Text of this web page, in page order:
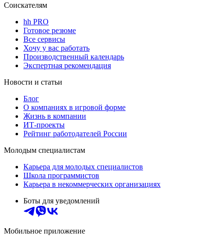
Соискателям
hh PRO
Готовое резюме
Все сервисы
Хочу у вас работать
Производственный календарь
Экспертная рекомендация
Новости и статьи
Блог
О компаниях в игровой форме
Жизнь в компании
ИТ-проекты
Рейтинг работодателей России
Молодым специалистам
Карьера для молодых специалистов
Школа программистов
Карьера в некоммерческих организациях
Боты для уведомлений
Мобильное приложение